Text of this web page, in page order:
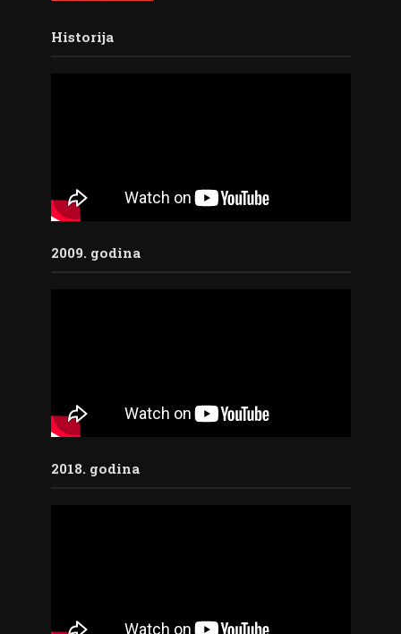
Historija
2009. godina
2018. godina